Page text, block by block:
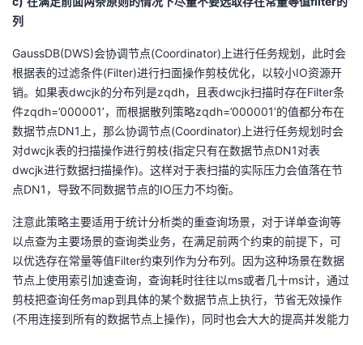
列
GaussDB(DWS)会协调节点(Coordinator)上进行任务规划，此时会
根据表的过滤条件(Filter)进行扫面操作剪枝优化，以较小IO资源开
销。如果表dwcjk的分布列是zqdh，且表dwcjk扫描时存在Filter条
件zqdh=’000001’，而根据散列策略zqdh=’000001’的值都分布在
数据节点DN1上，那么协调节点(Coordinator)上进行任务规划时会
对dwcjk表的扫描操作进行剪枝(指定只有在数据节点DN1对表
dwcjk进行数据扫描操作)。这样对于表扫描的实际压力会值落在节
点DN1，导致不同数据节点的IO压力不均衡。
注意此策略主要适用于统计分析类的重查询场景，对于详单查询等
以点查为主要场景的查询类业务，在满足前两个约束的前提下，可
以优选存在常量等值Filter约束列作为分布列。因为这种场景在数据
节点上使用索引加速查询，查询耗时往往以ms或者几十ms计，通过
剪枝把查询任务map到具体的某个数据节点上执行，节省无效操作
(不用连接到所有的数据节点上操作)，同时也会大大的提高并发能力